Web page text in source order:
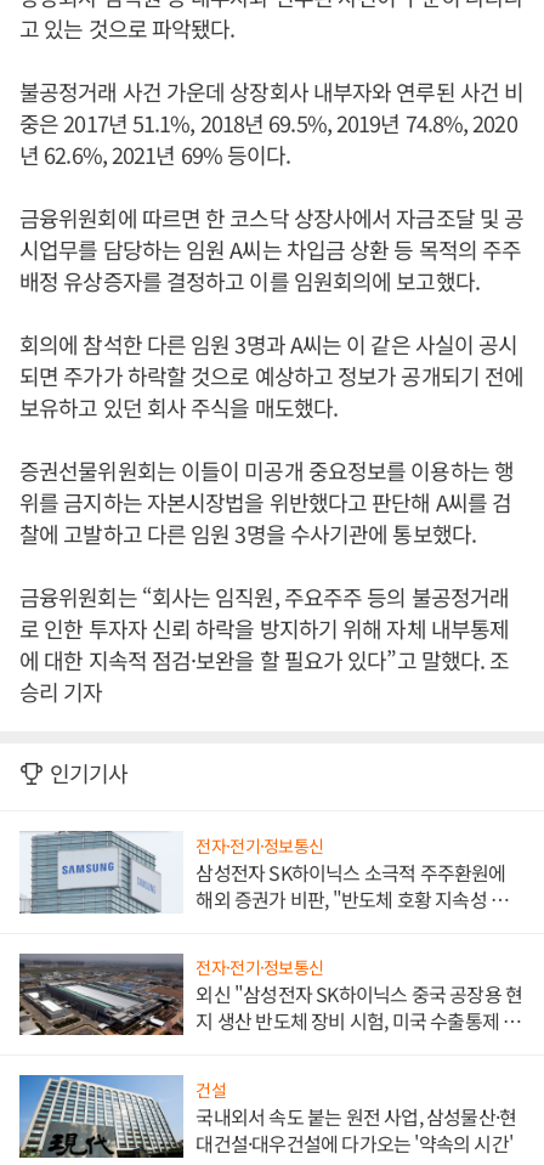
고 있는 것으로 파악됐다.
불공정거래 사건 가운데 상장회사 내부자와 연루된 사건 비
중은 2017년 51.1%, 2018년 69.5%, 2019년 74.8%, 2020
년 62.6%, 2021년 69% 등이다.
금융위원회에 따르면 한 코스닥 상장사에서 자금조달 및 공
시업무를 담당하는 임원 A씨는 차입금 상환 등 목적의 주주
배정 유상증자를 결정하고 이를 임원회의에 보고했다.
회의에 참석한 다른 임원 3명과 A씨는 이 같은 사실이 공시
되면 주가가 하락할 것으로 예상하고 정보가 공개되기 전에
보유하고 있던 회사 주식을 매도했다.
증권선물위원회는 이들이 미공개 중요정보를 이용하는 행
위를 금지하는 자본시장법을 위반했다고 판단해 A씨를 검
찰에 고발하고 다른 임원 3명을 수사기관에 통보했다.
금융위원회는 “회사는 임직원, 주요주주 등의 불공정거래
로 인한 투자자 신뢰 하락을 방지하기 위해 자체 내부통제
에 대한 지속적 점검·보완을 할 필요가 있다”고 말했다. 조
승리 기자
인기기사
전자·전기·정보통신
삼성전자 SK하이닉스 소극적 주주환원에
해외 증권가 비판, "반도체 호황 지속성 의
전자·전기·정보통신
외신 "삼성전자 SK하이닉스 중국 공장용 현
지 생산 반도체 장비 시험, 미국 수출통제 대
건설
국내외서 속도 붙는 원전 사업, 삼성물산·현
대건설·대우건설에 다가오는 '약속의 시간'